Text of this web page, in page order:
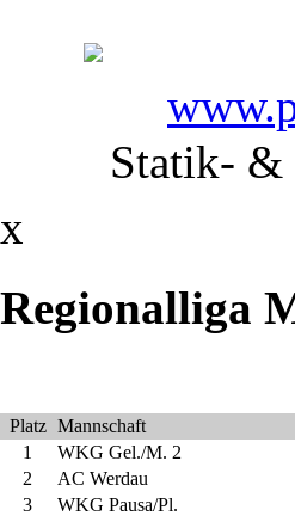
Statik- &
x
Regionalliga
Platz Mannschaft
1
WKG Gel./M. 2
2
AC Werdau
3
WKG Pausa/Pl.
Vertreter
und
2.
Ringer-
zur
ihrer